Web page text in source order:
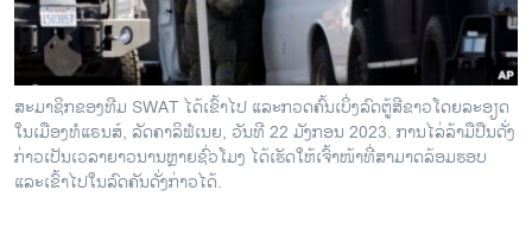
ສະມາຊິກຂອງທີມ SWAT ໄດ້ເຂົ້າໄປ ແລະກວດຄົ້ນເບິ່ງລົດຕູ້ສີຂາວໂດຍລະອຽດ
ໃນເມືອງທໍແຣນສ໌, ລັດຄາລິຟໍເນຍ, ວັນທີ 22 ມັງກອນ 2023. ການໄລ່ລ້າມືປືນດັ່ງ
ກ່າວເປັນເວລາຍາວນານຫຼາຍຊົ່ວໂມງ ໄດ້ເຮັດໃຫ້ເຈົ້າໜ້າທີ່ສາມາດລ້ອມຮອບ
ແລະເຂົ້າໄປໃນລົດຄັນດັ່ງກ່າວໄດ້.